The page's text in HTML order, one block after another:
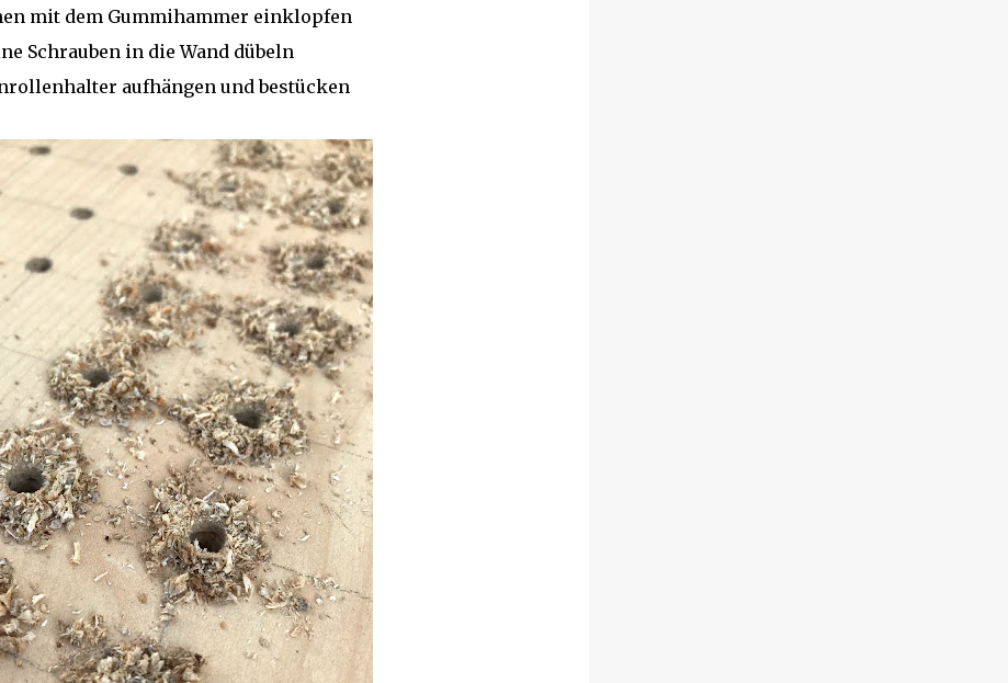
mit dem Gummihammer einklopfen
Schrauben in die Wand dübeln
aufhängen und bestücken